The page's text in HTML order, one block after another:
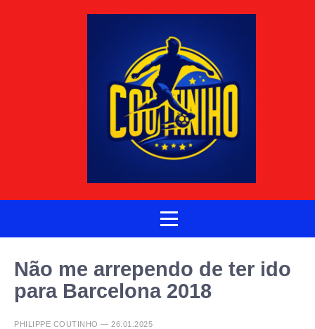
Não me arrependo de ter ido
para Barcelona 2018
PHILIPPE COUTINHO — 26.01.2025